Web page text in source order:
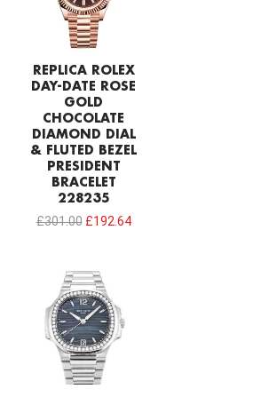
REPLICA ROLEX
DAY-DATE ROSE
GOLD
CHOCOLATE
DIAMOND DIAL
& FLUTED BEZEL
PRESIDENT
BRACELET
228235
£301.00 £192.64